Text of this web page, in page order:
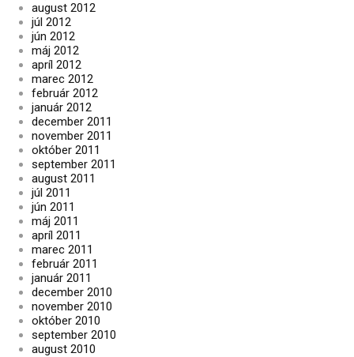
august 2012
júl 2012
jún 2012
máj 2012
apríl 2012
marec 2012
február 2012
január 2012
december 2011
november 2011
október 2011
september 2011
august 2011
júl 2011
jún 2011
máj 2011
apríl 2011
marec 2011
február 2011
január 2011
december 2010
november 2010
október 2010
september 2010
august 2010